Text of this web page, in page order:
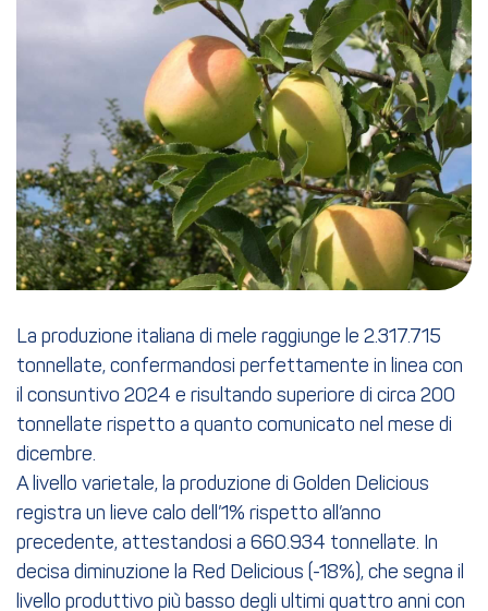
La produzione italiana di mele raggiunge le 2.317.715
tonnellate, confermandosi perfettamente in linea con
il consuntivo 2024 e risultando superiore di circa 200
tonnellate rispetto a quanto comunicato nel mese di
dicembre.
A livello varietale, la produzione di Golden Delicious
registra un lieve calo dell’1% rispetto all’anno
precedente, attestandosi a 660.934 tonnellate. In
decisa diminuzione la Red Delicious (-18%), che segna il
livello produttivo più basso degli ultimi quattro anni con